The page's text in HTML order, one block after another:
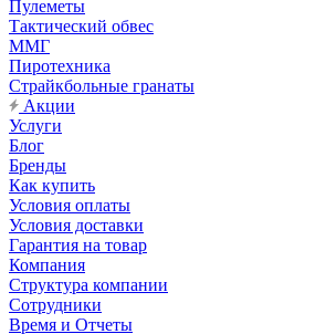
Пулеметы
Тактический обвес
ММГ
Пиротехника
Страйкбольные гранаты
Акции
Услуги
Блог
Бренды
Как купить
Условия оплаты
Условия доставки
Гарантия на товар
Компания
Структура компании
Сотрудники
Время и Отчеты